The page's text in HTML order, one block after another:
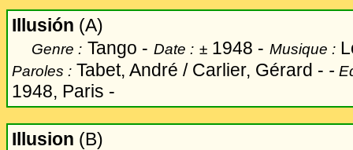
Illusión (A)
Genre : Tango - Date : ± 1948 - Musique :
Paroles : Tabet, André / Carlier, Gérard - -
1948, Paris -
Illusion (B)